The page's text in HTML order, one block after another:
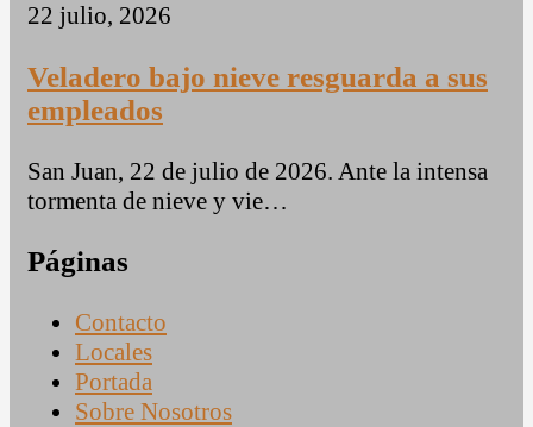
22 julio, 2026
Veladero bajo nieve resguarda a sus
empleados
San Juan, 22 de julio de 2026. Ante la intensa
tormenta de nieve y vie…
Páginas
Contacto
Locales
Portada
Sobre Nosotros